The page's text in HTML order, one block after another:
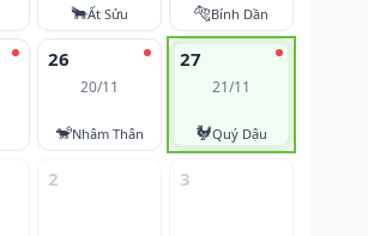
🐂Ất Sửu 🐅Bính Dần
26
20/11
🐒Nhâm Thân
27
21/11
🐓Quý Dậu
2 3